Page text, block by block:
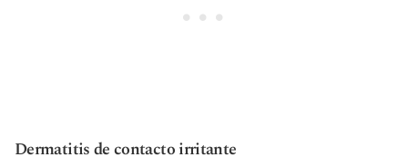
Dermatitis de contacto irritante